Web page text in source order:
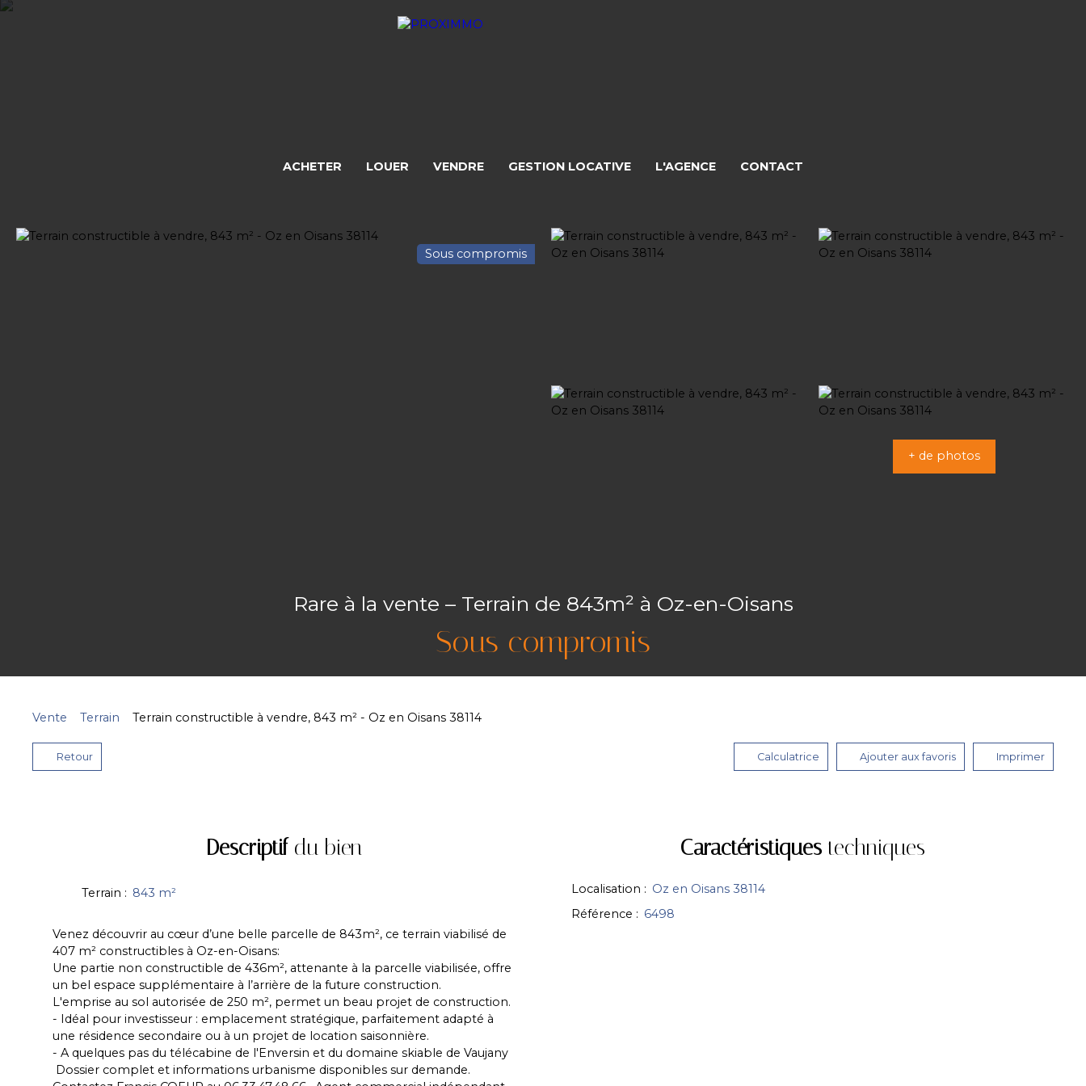
ACHETER LOUER VENDRE GESTION LOCATIVE L'AGENCE CONTACT
Sous compromis
+ de photos
Rare à la vente – Terrain de 843m² à Oz-en-Oisans
Sous compromis
Vente Terrain Terrain constructible à vendre, 843 m² - Oz en Oisans 38114
Retour Calculatrice Ajouter aux favoris Imprimer
Descriptifdu bien
Terrain : 843 m²
Venez découvrir au cœur d’une belle parcelle de 843m², ce terrain viabilisé de
407 m² constructibles à Oz-en-Oisans:
Une partie non constructible de 436m², attenante à la parcelle viabilisée, offre
un bel espace supplémentaire à l’arrière de la future construction.
L'emprise au sol autorisée de 250 m², permet un beau projet de construction.
- Idéal pour investisseur : emplacement stratégique, parfaitement adapté à
une résidence secondaire ou à un projet de location saisonnière.
- A quelques pas du télécabine de l'Enversin et du domaine skiable de Vaujany
Dossier complet et informations urbanisme disponibles sur demande.
Caractéristiquestechniques
Localisation : Oz en Oisans 38114
Référence : 6498